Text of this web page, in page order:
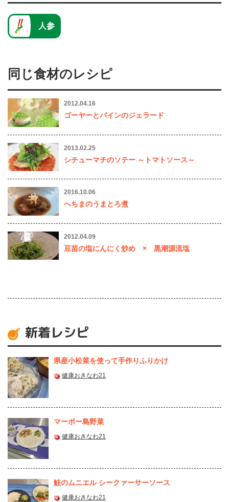
人参
同じ食材のレシピ
2012.04.16
ゴーヤーとパインのジェラード
2013.02.25
シチューマチのソテー ～トマトソース～
2016.10.06
へちまのうまとろ煮
2012.04.09
豆苗の塩にんにく炒め × 黒潮源流塩
新着レシピ
県産⼩松菜を使って⼿作りふりかけ
健康おきなわ21
マーボー島野菜
健康おきなわ21
鮭のムニエル シークァーサーソース
健康おきなわ21